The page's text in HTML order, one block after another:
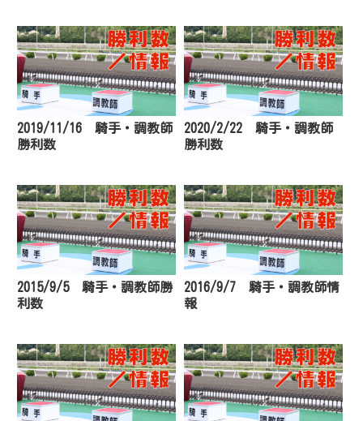
2019/11/16 騎手・調教師
勝利数
2020/2/22 騎手・調教師
勝利数
2015/9/5 騎手・調教師勝
利数
2016/9/7 騎手・調教師情
報